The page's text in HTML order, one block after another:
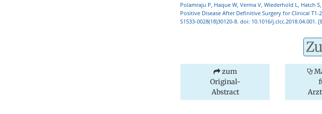
Polamraju P, Haque W, Verma V, Wiederhold L, Hatch
Positive Disease After Definitive Surgery for Clinical T1-
S1533-0028(18)30120-8. doi: 10.1016/
zum
Original-
Abstract